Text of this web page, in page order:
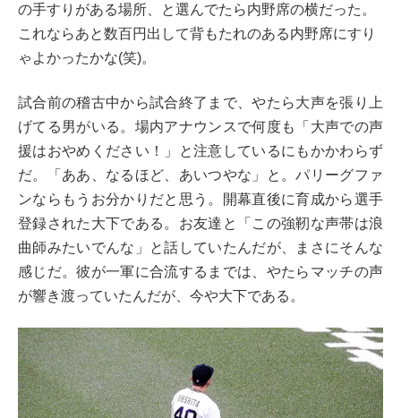
の手すりがある場所、と選んでたら内野席の横だった。
これならあと数百円出して背もたれのある内野席にすり
ゃよかったかな(笑)。
試合前の稽古中から試合終了まで、やたら大声を張り上
げてる男がいる。場内アナウンスで何度も「大声での声
援はおやめください！」と注意しているにもかかわらず
だ。「ああ、なるほど、あいつやな」と。パリーグファ
ンならもうお分かりだと思う。開幕直後に育成から選手
登録された大下である。お友達と「この強靭な声帯は浪
曲師みたいでんな」と話していたんだが、まさにそんな
感じだ。彼が一軍に合流するまでは、やたらマッチの声
が響き渡っていたんだが、今や大下である。